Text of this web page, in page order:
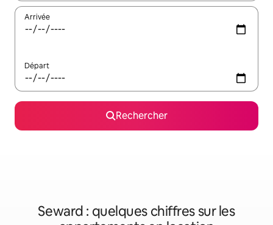
Arrivée
Départ
Rechercher
Seward : quelques chiffres sur les